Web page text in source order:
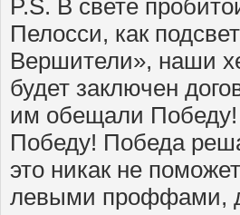
P.S. В свете
Пелосси, как
Вершители», наши
будет заключен
им обещали
Победу! Победа
это никак не
левыми проффами,